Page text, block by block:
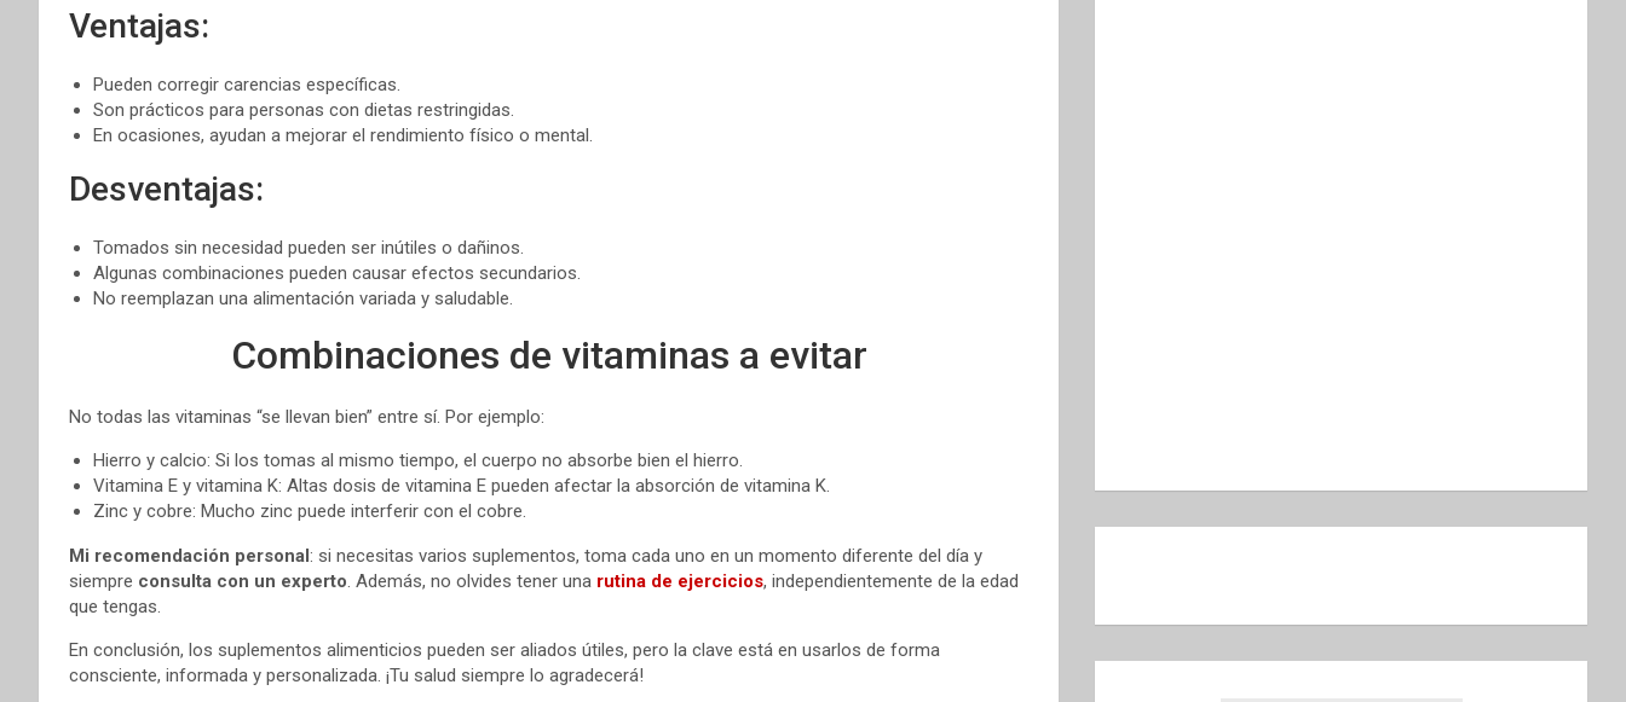
Ventajas:
Pueden corregir carencias específicas.
Son prácticos para personas con dietas restringidas.
En ocasiones, ayudan a mejorar el rendimiento físico o mental.
Desventajas:
Tomados sin necesidad pueden ser inútiles o dañinos.
Algunas combinaciones pueden causar efectos secundarios.
No reemplazan una alimentación variada y saludable.
Combinaciones de vitaminas a evitar
No todas las vitaminas “se llevan bien” entre sí. Por ejemplo:
Hierro y calcio: Si los tomas al mismo tiempo, el cuerpo no absorbe bien el hierro.
Vitamina E y vitamina K: Altas dosis de vitamina E pueden afectar la absorción de vitamina K.
Zinc y cobre: Mucho zinc puede interferir con el cobre.
Mi recomendación personal: si necesitas varios suplementos, toma cada uno en un momento diferente del día y
siempre consulta con un experto. Además, no olvides tener una rutina de ejercicios, independientemente de la edad
que tengas.
En conclusión, los suplementos alimenticios pueden ser aliados útiles, pero la clave está en usarlos de forma
consciente, informada y personalizada. ¡Tu salud siempre lo agradecerá!